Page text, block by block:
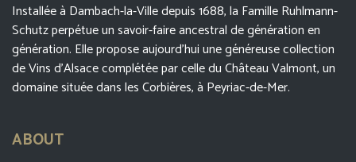
Installée à Dambach-la-Ville depuis 1688, la Famille Ruhlmann-
Schutz perpétue un savoir-faire ancestral de génération en
génération. Elle propose aujourd’hui une généreuse collection
de Vins d’Alsace complétée par celle du Château Valmont, un
domaine située dans les Corbières, à Peyriac-de-Mer.
ABOUT